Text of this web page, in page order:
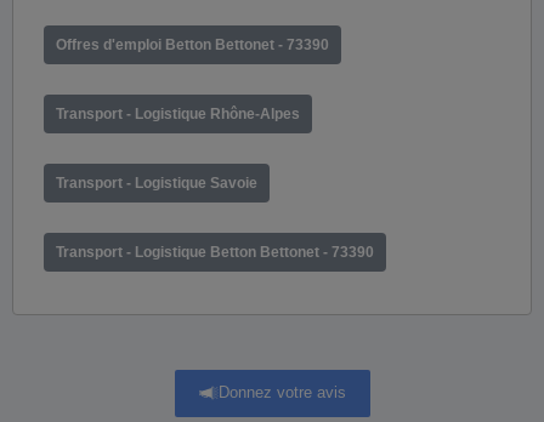
Offres d'emploi Betton Bettonet - 73390
Transport - Logistique Rhône-Alpes
Transport - Logistique Savoie
Transport - Logistique Betton Bettonet - 73390
Donnez votre avis